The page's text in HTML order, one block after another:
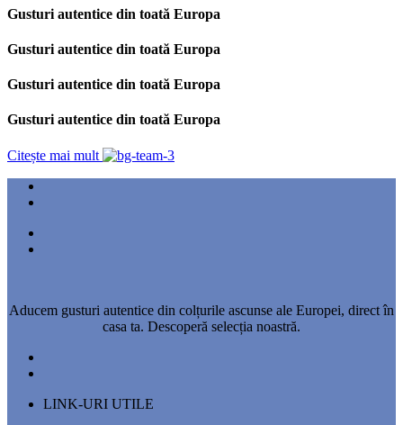
Gusturi autentice din toată Europa
Gusturi autentice din toată Europa
Gusturi autentice din toată Europa
Gusturi autentice din toată Europa
Citește mai mult
Aducem gusturi autentice din colțurile ascunse ale Europei, direct în
casa ta. Descoperă selecția noastră.
LINK-URI UTILE